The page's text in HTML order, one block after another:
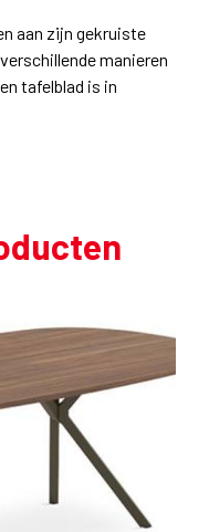
aan zijn gekruiste
manieren
tafelblad is in